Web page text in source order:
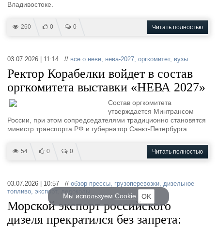
Владивостоке.
260 0 0 Читать полностью
03.07.2026 | 11:14 // все о неве, нева-2027, оргкомитет, вузы
Ректор Корабелки войдет в состав
оргкомитета выставки «НЕВА 2027»
Состав оргкомитета
утверждается Минтрансом
России, при этом сопредседателями традиционно становятся
министр транспорта РФ и губернатор Санкт-Петербурга.
54 0 0 Читать полностью
03.07.2026 | 10:57 // обзор прессы, грузоперевозки, дизельное
топливо, экспорт
Морской экспорт российского
дизеля прекратился без запрета:
Мы используем Cookie OK